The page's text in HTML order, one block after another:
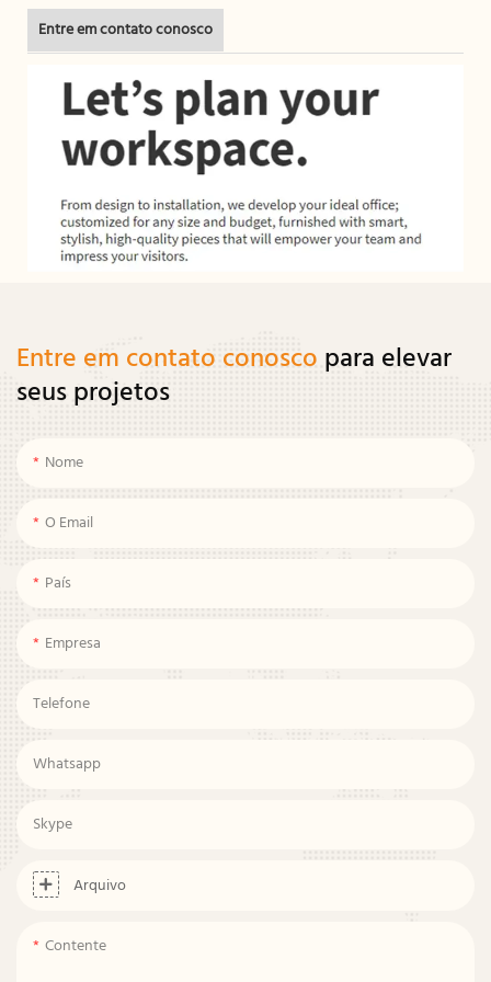
Entre em contato conosco
Entre em contato conosco para elevar
seus projetos
Nome
O Email
País
Empresa
Telefone
Whatsapp
Skype
Arquivo
Contente